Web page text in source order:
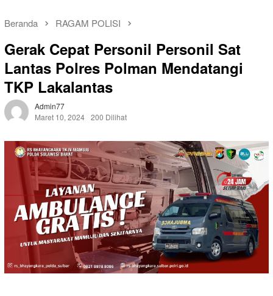
Beranda RAGAM POLISI
Gerak Cepat Personil Personil Sat
Lantas Polres Polman Mendatangi
TKP Lakalantas
Admin77
Maret 10, 2024 200 Dilihat